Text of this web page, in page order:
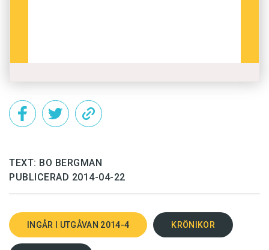
TEXT: BO BERGMAN
PUBLICERAD 2014-04-22
INGÅR I UTGÅVAN 2014-4 KRÖNIKOR